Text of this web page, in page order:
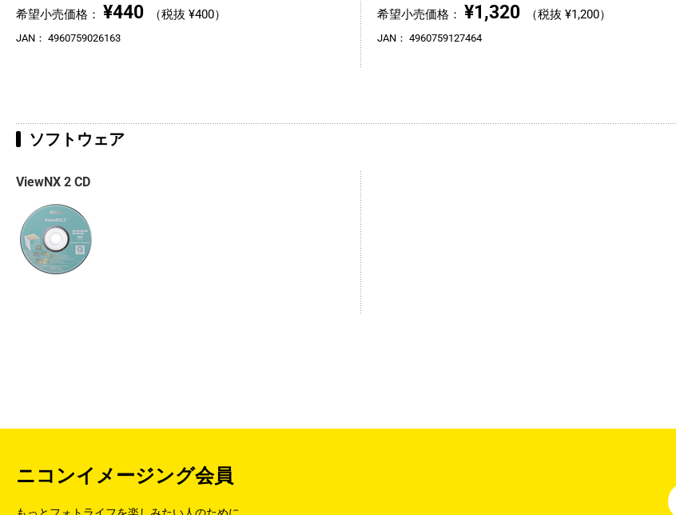
希望小売価格： ¥440 （税抜 ¥400）
JAN： 4960759026163
希望小売価格： ¥1,320 （税抜 ¥1,200）
JAN： 4960759127464
ソフトウェア
ViewNX 2 CD
ニコンイメージング会員